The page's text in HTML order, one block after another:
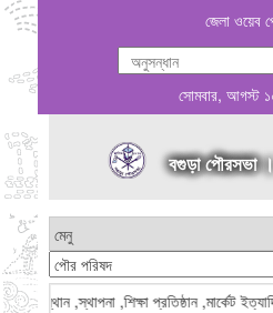
জেলা ওয়েব
সোমবার, আগস্ট
বগুড়া পৌরসভা ।
,স্থাপনা ,শিক্ষা প্রতিষ্ঠান ,মার্কেট ইত্যাদির